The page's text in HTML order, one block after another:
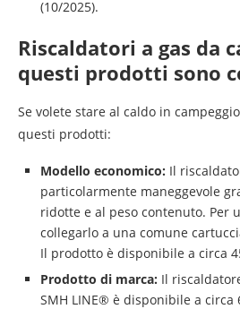
(10/2025).
Riscaldatori a gas da
questi prodotti sono
Se volete stare al caldo in
questi prodotti:
Modello economico: Il
particolarmente maneggevole
ridotte e al peso contenuto. Per
collegarlo a una comune
Il prodotto è disponibile a circa
Prodotto di marca: Il
SMH LINE® è disponibile a circa